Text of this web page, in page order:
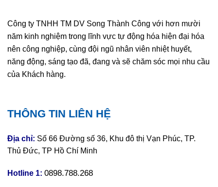
Công ty TNHH TM DV Song Thành Công với hơn mười
năm kinh nghiệm trong lĩnh vực tự động hóa hiện đại hóa
nên công nghiệp, cùng đội ngũ nhân viên nhiệt huyết,
năng động, sáng tạo đã, đang và sẽ chăm sóc mọi nhu cầu
của Khách hàng.
THÔNG TIN LIÊN HỆ
Địa chỉ: Số 66 Đường số 36, Khu đô thị Vạn Phúc, TP.
Thủ Đức, TP Hồ Chí Minh
Hotline 1: 0898.788.268